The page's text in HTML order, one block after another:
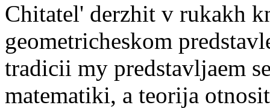
Chitatel' derzhit v rukakh
geometricheskom
tradicii my predstavljaem
matematiki, a teorija